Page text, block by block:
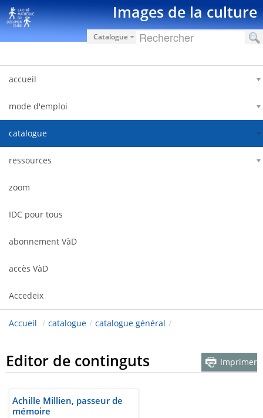
Salta al contigut Images de la culture
Catalogue
accueil
mode d'emploi
catalogue
ressources
zoom
IDC pour tous
abonnement VàD
accès VàD
Accedeix
Accueil / catalogue / catalogue général /
Editor de continguts Imprimer
Achille Millien, passeur de
mémoire